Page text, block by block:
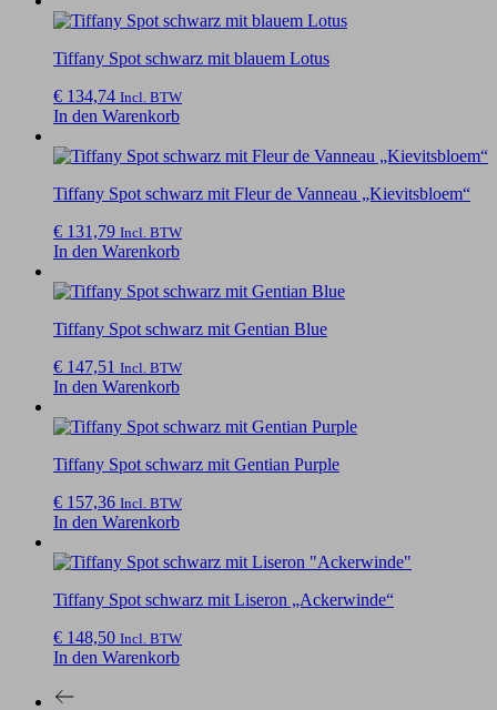
Tiffany Spot schwarz mit blauem Lotus
€ 134,74 Incl. BTW
In den Warenkorb
Tiffany Spot schwarz mit Fleur de Vanneau „Kievitsbloem“
€ 131,79 Incl. BTW
In den Warenkorb
Tiffany Spot schwarz mit Gentian Blue
€ 147,51 Incl. BTW
In den Warenkorb
Tiffany Spot schwarz mit Gentian Purple
€ 157,36 Incl. BTW
In den Warenkorb
Tiffany Spot schwarz mit Liseron „Ackerwinde“
€ 148,50 Incl. BTW
In den Warenkorb